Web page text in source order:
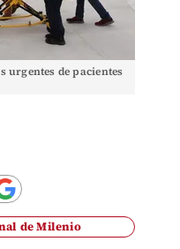
urgentes de pacientes
de Milenio